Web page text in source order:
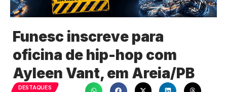
Funesc inscreve para
oficina de hip-hop com
Ayleen Vant, em Areia/PB
DESTAQUES